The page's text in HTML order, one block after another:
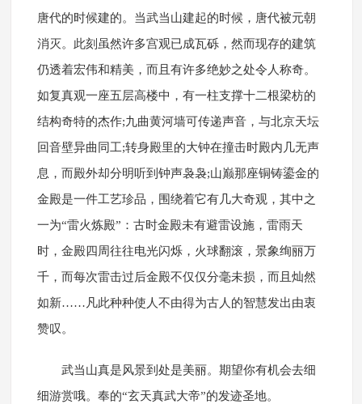
唐代的时候建的。当武当山建起的时候，唐代被元朝
消灭。此刻虽然许多宫观已成瓦砾，然而现存的建筑
仍透着宏伟和精美，而且有许多绝妙之处令人称奇。
如复真观一座五层高楼中，有一柱支撑十二根梁枋的
结构奇特的杰作;九曲黄河墙可传递声音，与北京天坛
回音壁异曲同工;转身殿里的大钟在撞击时殿内几无声
息，而殿外却分明听到钟声袅袅;山巅那座铜铸鎏金的
金殿是一件工艺珍品，围绕着它有几大奇观，其中之
一为“雷火炼殿”：古时金殿未有避雷设施，雷雨天
时，金殿四周往往电光闪烁，火球翻滚，景象绚丽万
千，而每次雷击过后金殿不仅仅分毫未损，而且灿然
如新……凡此种种使人不由得为古人的智慧发出由衷
赞叹。
武当山真是风景到处是美丽。期望你有机会去细
细游赏哦。奉的“玄天真武大帝”的发迹圣地。